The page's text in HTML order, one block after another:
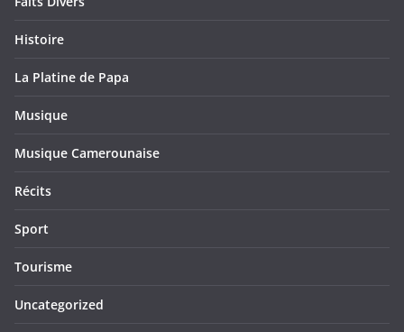
Histoire
La Platine de Papa
Musique
Musique Camerounaise
Récits
Sport
Tourisme
Uncategorized